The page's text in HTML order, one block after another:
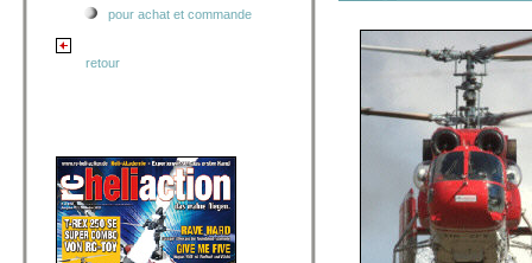
pour achat et commande
retour